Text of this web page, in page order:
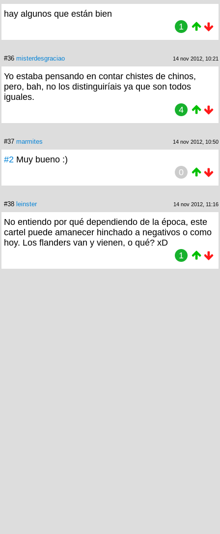
hay algunos que están bien
1
#36 misterdesgraciao 14 nov 2012, 10:21
Yo estaba pensando en contar chistes de chinos,
pero, bah, no los distinguiríais ya que son todos
iguales.
4
#37 marmites 14 nov 2012, 10:50
#2 Muy bueno :)
0
#38 leinster 14 nov 2012, 11:16
No entiendo por qué dependiendo de la época, este
cartel puede amanecer hinchado a negativos o como
hoy. Los flanders van y vienen, o qué? xD
1